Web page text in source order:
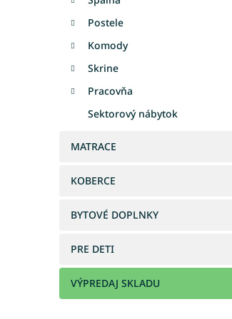
Postele
Komody
Skrine
Pracovňa
Sektorový nábytok
MATRACE
KOBERCE
BYTOVÉ DOPLNKY
PRE DETI
VÝPREDAJ SKLADU